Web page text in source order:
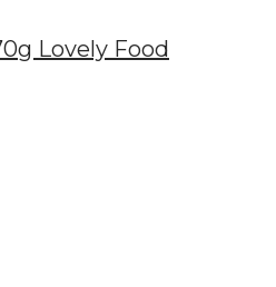
Lovely Food